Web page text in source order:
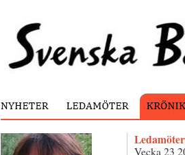
Vecka 23